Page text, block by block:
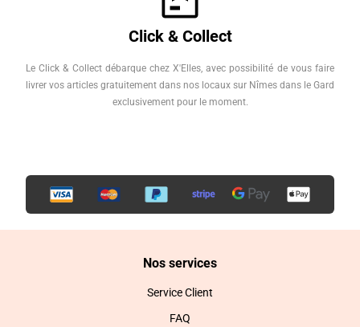
Click & Collect
Le Click & Collect débarque chez X'Elles, avec possibilité de vous faire
livrer vos articles gratuitement dans nos locaux sur Nîmes dans le Gard
exclusivement pour le moment.
Nos services
Service Client
FAQ